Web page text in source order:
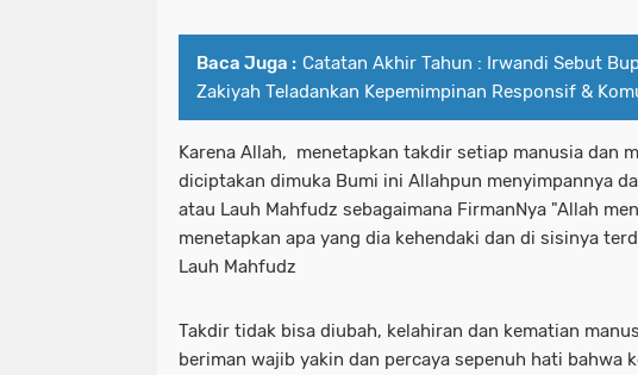
Baca Juga : Catatan Akhir Tahun : Irwandi Sebut
Zakiyah Teladankan Kepemimpinan Responsif &
Karena Allah, menetapkan takdir setiap manusia dan
diciptakan dimuka Bumi ini Allahpun menyimpannya
atau Lauh Mahfudz sebagaimana FirmanNya "Allah
menetapkan apa yang dia kehendaki dan di sisinya
Lauh Mahfudz
Takdir tidak bisa diubah, kelahiran dan kematian
beriman wajib yakin dan percaya sepenuh hati bahwa